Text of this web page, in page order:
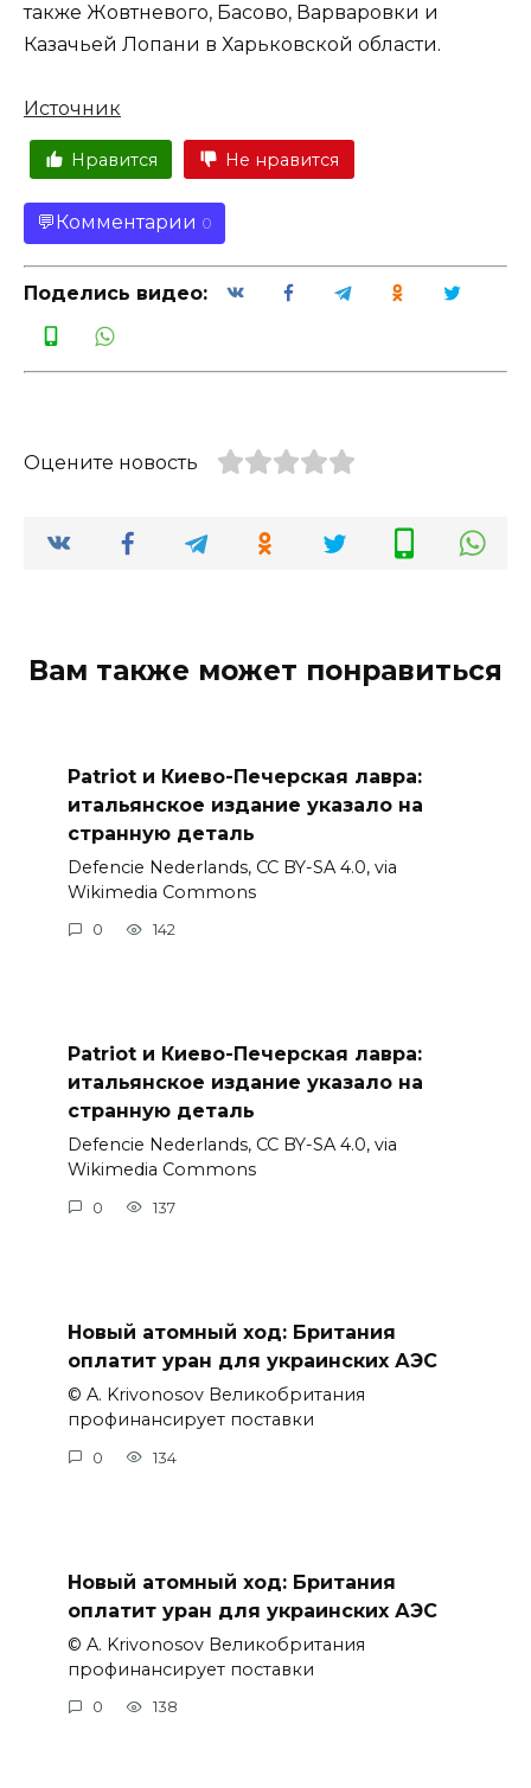
также Жовтневого, Басово, Варваровки и
Казачьей Лопани в Харьковской области.
Источник
Нравится Не нравится
Комментарии 0
Поделись видео:
Оцените новость
Вам также может понравиться
Patriot и Киево-Печерская лавра:
итальянское издание указало на
странную деталь
Defencie Nederlands, CC BY-SA 4.0, via
Wikimedia Commons
0 142
Patriot и Киево-Печерская лавра:
итальянское издание указало на
странную деталь
Defencie Nederlands, CC BY-SA 4.0, via
Wikimedia Commons
0 137
Новый атомный ход: Британия
оплатит уран для украинских АЭС
© A. Krivonosov Великобритания
профинансирует поставки
0 134
Новый атомный ход: Британия
оплатит уран для украинских АЭС
© A. Krivonosov Великобритания
профинансирует поставки
0 138